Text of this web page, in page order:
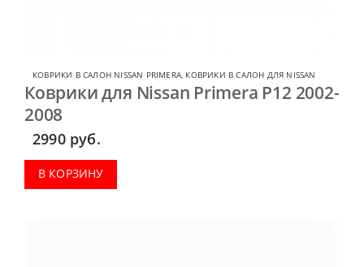
КОВРИКИ В САЛОН NISSAN PRIMERA, КОВРИКИ В САЛОН ДЛЯ NISSAN
Коврики для Nissan Primera P12 2002-
2008
2990 руб.
В КОРЗИНУ